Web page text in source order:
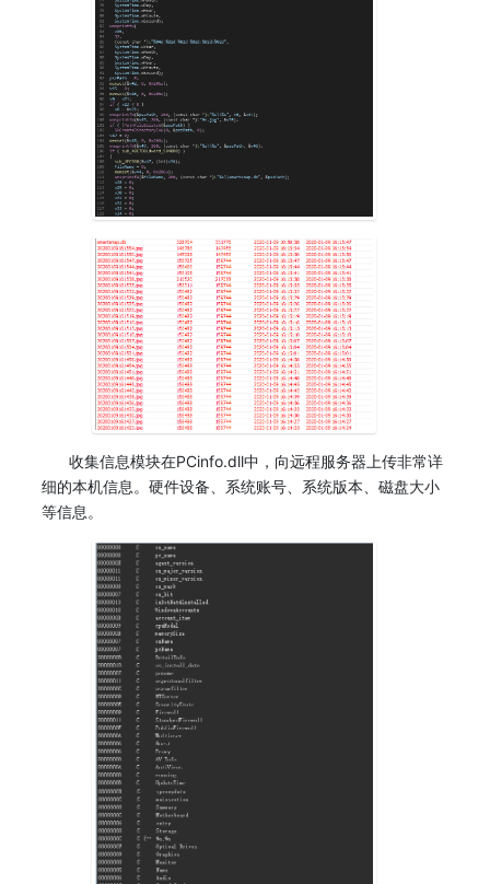
收集信息模块在PCinfo.dll中，向远程服务器上传非常详
细的本机信息。硬件设备、系统账号、系统版本、磁盘大小
等信息。